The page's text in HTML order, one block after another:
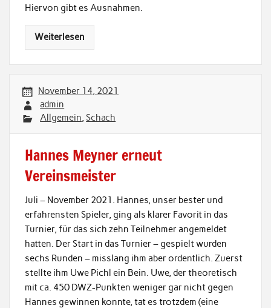
Hiervon gibt es Ausnahmen.
Weiterlesen
November 14, 2021
admin
Allgemein,Schach
Hannes Meyner erneut
Vereinsmeister
Juli – November 2021. Hannes, unser bester und
erfahrensten Spieler, ging als klarer Favorit in das
Turnier, für das sich zehn Teilnehmer angemeldet
hatten. Der Start in das Turnier – gespielt wurden
sechs Runden – misslang ihm aber ordentlich. Zuerst
stellte ihm Uwe Pichl ein Bein. Uwe, der theoretisch
mit ca. 450 DWZ-Punkten weniger gar nicht gegen
Hannes gewinnen konnte, tat es trotzdem (eine